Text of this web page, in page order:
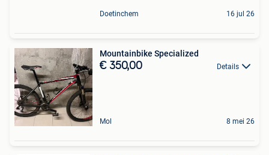
Doetinchem 16 jul 26
Mountainbike Specialized
€ 350,00 Details
Mol 8 mei 26